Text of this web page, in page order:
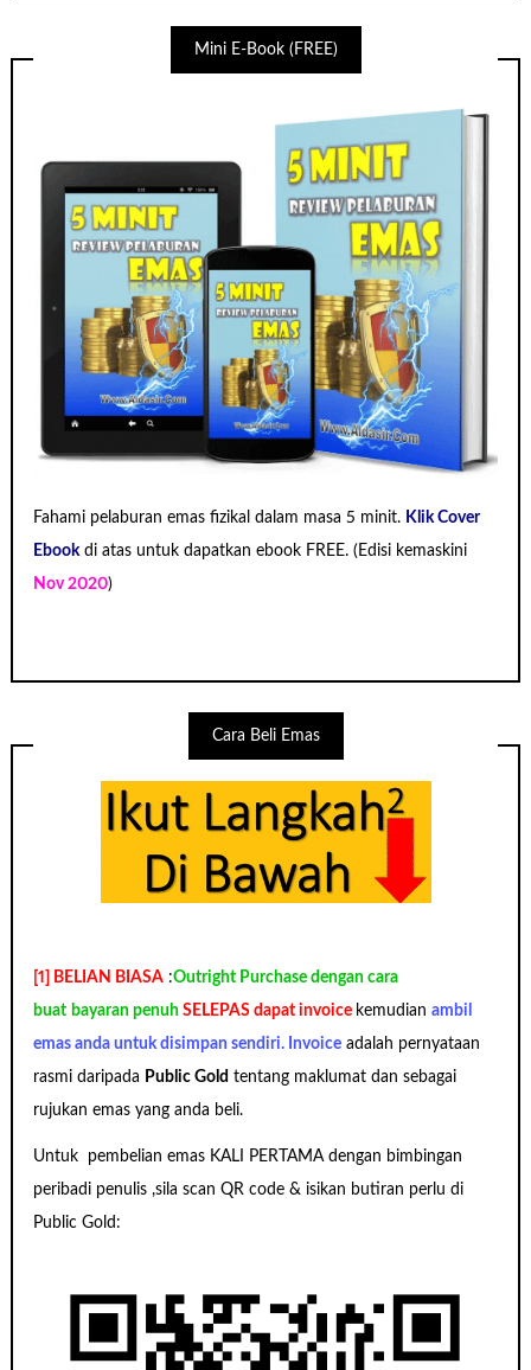
Mini E-Book (FREE)
Fahami pelaburan emas fizikal dalam masa 5 minit. Klik Cover
Ebookdi atas untuk dapatkan ebook FREE. ( Edisi kemaskini
Nov 2020)
Cara Beli Emas
[1] BELIAN BIASA :Outright Purchase dengan cara
buat bayaran penuh SELEPAS dapat invoice kemudianambil
emas anda untuk disimpan sendiri. Invoice adalah pernyataan
rasmi daripada Public Gold tentang maklumat dan sebagai
rujukan emas yang anda beli.
Untuk pembelian emas KALI PERTAMA dengan bimbingan
peribadi penulis ,sila scan QR code & isikan butiran perlu di
Public Gold: